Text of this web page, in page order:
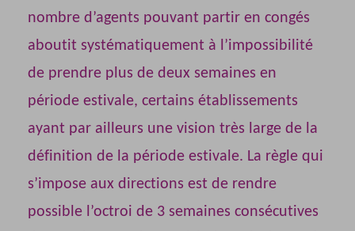
nombre d’agents pouvant partir en congés
aboutit systématiquement à l’impossibilité
de prendre plus de deux semaines en
période estivale, certains établissements
ayant par ailleurs une vision très large de la
définition de la période estivale. La règle qui
s’impose aux directions est de rendre
possible l’octroi de 3 semaines consécutives